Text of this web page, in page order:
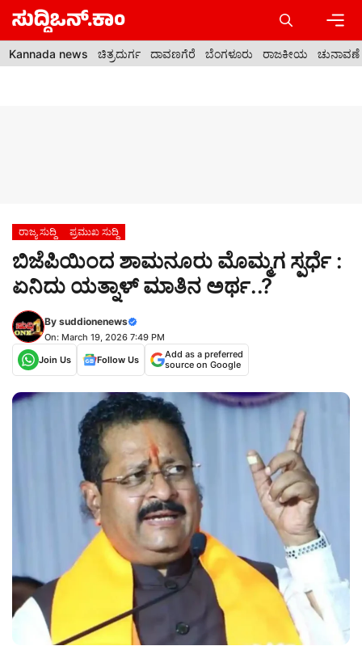
Skip
content
Kannada news ಚಿತ್ರದುರ್ಗ ದಾವಣಗೆರೆ ಬೆಂಗಳೂರು ರಾಜಕೀಯ ಚುನಾವಣೆ
ರಾಜ್ಯ ಸುದ್ದಿ ಪ್ರಮುಖ ಸುದ್ದಿ
ಬಿಜೆಪಿಯಿಂದ ಶಾಮನೂರು ಮೊಮ್ಮಗ ಸ್ಪರ್ಧೆ :
ಏನಿದು ಯತ್ನಾಳ್ ಮಾತಿನ ಅರ್ಥ..?
By suddionenews
On: March 19, 2026 7:49 PM
Join Us
Follow Us
Add as a preferred
source on Google